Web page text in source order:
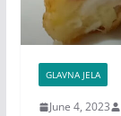
GLAVNA JELA
June 4, 2023